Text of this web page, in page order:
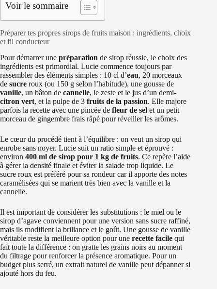
Voir le sommaire
Préparer tes propres sirops de fruits maison : ingrédients, choix
et fil conducteur
Pour démarrer une préparation de sirop réussie, le choix des
ingrédients est primordial. Lucie commence toujours par
rassembler des éléments simples : 10 cl d’eau, 20 morceaux
de sucre roux (ou 150 g selon l’habitude), une gousse de
vanille, un bâton de cannelle, le zeste et le jus d’un demi-
citron vert, et la pulpe de 3 fruits de la passion. Elle majore
parfois la recette avec une pincée de fleur de sel et un petit
morceau de gingembre frais râpé pour réveiller les arômes.
Le cœur du procédé tient à l’équilibre : on veut un sirop qui
enrobe sans noyer. Lucie suit un ratio simple et éprouvé :
environ 400 ml de sirop pour 1 kg de fruits. Ce repère l’aide
à gérer la densité finale et éviter la salade trop liquide. Le
sucre roux est préféré pour sa rondeur car il apporte des notes
caramélisées qui se marient très bien avec la vanille et la
cannelle.
Il est important de considérer les substitutions : le miel ou le
sirop d’agave conviennent pour une version sans sucre raffiné,
mais ils modifient la brillance et le goût. Une gousse de vanille
véritable reste la meilleure option pour une recette facile qui
fait toute la différence : on gratte les grains noirs au moment
du filtrage pour renforcer la présence aromatique. Pour un
budget plus serré, un extrait naturel de vanille peut dépanner si
ajouté hors du feu.